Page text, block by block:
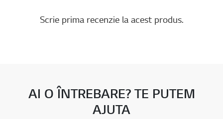
Scrie prima recenzie la acest produs.
AI O ÎNTREBARE? TE PUTEM
AJUTA